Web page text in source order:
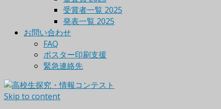
受賞者一覧 2025
発表一覧 2025
お問い合わせ
FAQ
ポスター印刷支援
緊急連絡先
Skip to content